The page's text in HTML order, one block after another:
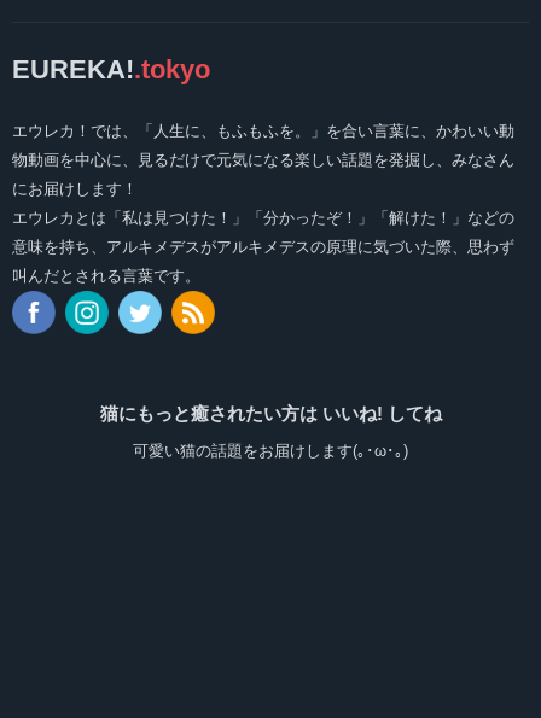
EUREKA!.tokyo
エウレカ！では、「人生に、もふもふを。」を合い言葉に、かわいい動
物動画を中心に、見るだけで元気になる楽しい話題を発掘し、みなさん
にお届けします！
エウレカとは「私は見つけた！」「分かったぞ！」「解けた！」などの
意味を持ち、アルキメデスがアルキメデスの原理に気づいた際、思わず
叫んだとされる言葉です。
猫にもっと癒されたい方は いいね! してね
可愛い猫の話題をお届けします(｡･ω･｡)